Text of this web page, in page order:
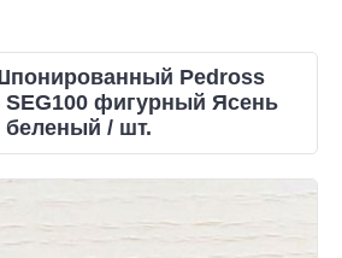
Pedross
SEG100 фигурный Ясень
беленый / шт.